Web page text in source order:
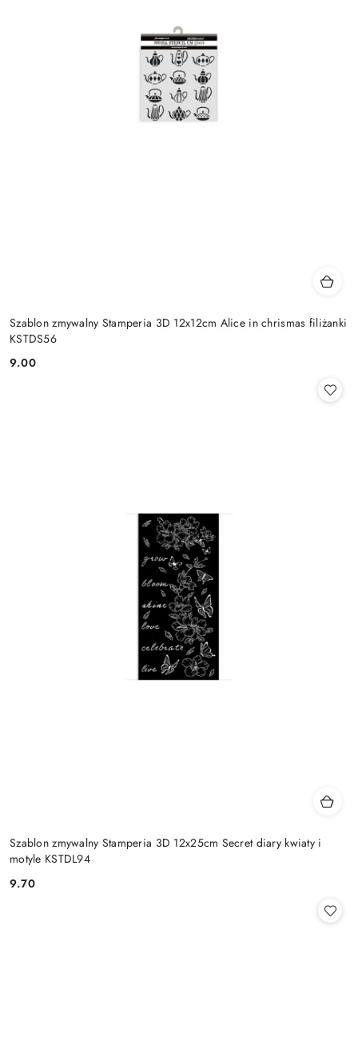
Szablon zmywalny Stamperia 3D 12x12cm Alice in chrismas filiżanki
KSTDS56
Cena:
9.00
Szablon zmywalny Stamperia 3D 12x25cm Secret diary kwiaty i
motyle KSTDL94
Cena:
9.70